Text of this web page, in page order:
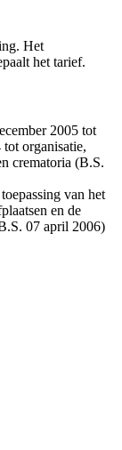
Het
het tarief.
2005 tot
organisatie,
crematoria (B.S.
van het
en de
07 april 2006)